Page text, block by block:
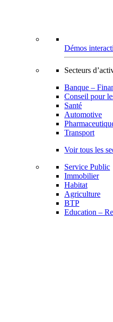
Démos
Secteurs
Banque –
Conseil pour
Santé
Automotive
Transport
Voir tous les
Service Public
Immobilier
Habitat
Agriculture
BTP
Education –